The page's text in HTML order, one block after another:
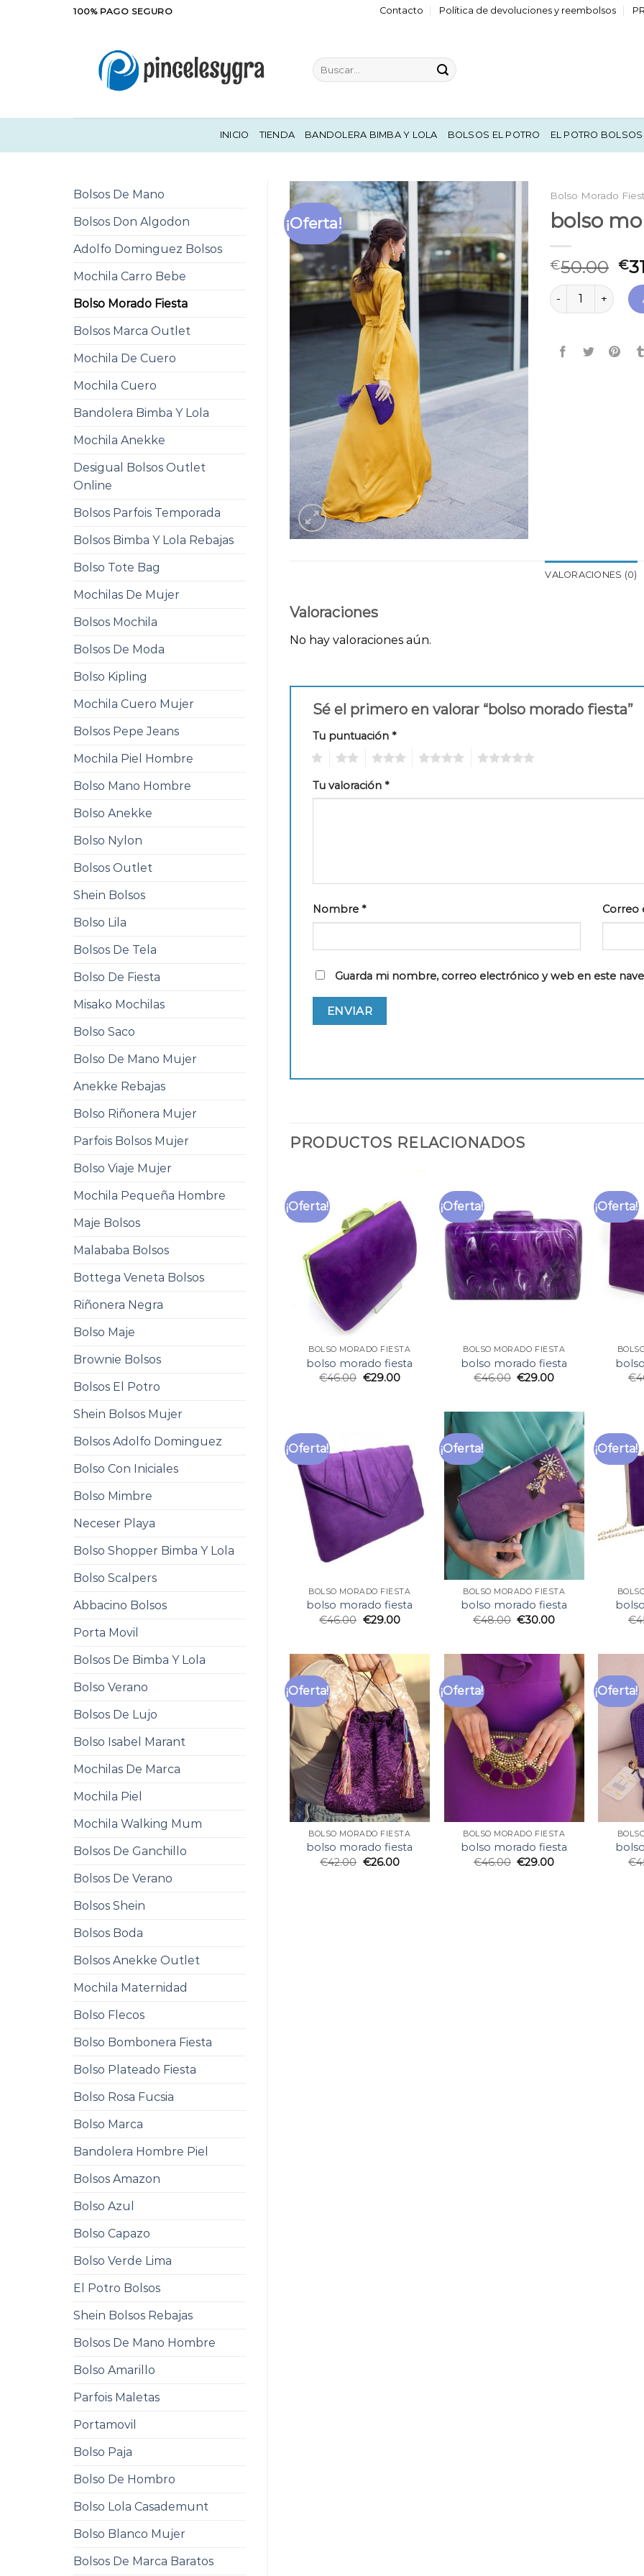
100% PAGO SEGURO Contacto Política de devoluciones y reembolsos
Buscar
por:
INICIO TIENDA BANDOLERA BIMBA Y LOLA BOLSOS EL POTRO EL POTRO BOLSOS
Bolsos De Mano
Bolsos Don Algodon
Adolfo Dominguez Bolsos
Mochila Carro Bebe
Bolso Morado Fiesta
Bolsos Marca Outlet
Mochila De Cuero
Mochila Cuero
Bandolera Bimba Y Lola
Mochila Anekke
Desigual Bolsos Outlet
Online
Bolsos Parfois Temporada
Bolsos Bimba Y Lola Rebajas
Bolso Tote Bag
Mochilas De Mujer
Bolsos Mochila
Bolsos De Moda
Bolso Kipling
Mochila Cuero Mujer
Bolsos Pepe Jeans
Mochila Piel Hombre
Bolso Mano Hombre
Bolso Anekke
Bolso Nylon
Bolsos Outlet
Shein Bolsos
Bolso Lila
Bolsos De Tela
Bolso De Fiesta
Misako Mochilas
Bolso Saco
Bolso De Mano Mujer
Anekke Rebajas
Bolso Riñonera Mujer
Parfois Bolsos Mujer
Bolso Viaje Mujer
Mochila Pequeña Hombre
Maje Bolsos
Malababa Bolsos
Bottega Veneta Bolsos
Riñonera Negra
Bolso Maje
Brownie Bolsos
Bolsos El Potro
Shein Bolsos Mujer
Bolsos Adolfo Dominguez
Bolso Con Iniciales
Bolso Mimbre
Neceser Playa
Bolso Shopper Bimba Y Lola
Bolso Scalpers
Abbacino Bolsos
Porta Movil
Bolsos De Bimba Y Lola
Bolso Verano
Bolsos De Lujo
Bolso Isabel Marant
Mochilas De Marca
Mochila Piel
Mochila Walking Mum
Bolsos De Ganchillo
Bolsos De Verano
Bolsos Shein
Bolsos Boda
Bolsos Anekke Outlet
Mochila Maternidad
Bolso Flecos
Bolso Bombonera Fiesta
Bolso Plateado Fiesta
Bolso Rosa Fucsia
Bolso Marca
Bandolera Hombre Piel
Bolsos Amazon
Bolso Azul
Bolso Capazo
Bolso Verde Lima
El Potro Bolsos
Shein Bolsos Rebajas
Bolsos De Mano Hombre
Bolso Amarillo
Parfois Maletas
Portamovil
Bolso Paja
Bolso De Hombro
Bolso Lola Casademunt
Bolso Blanco Mujer
Bolsos De Marca Baratos
¡Oferta!
Bolso Morado
bolso
€50.00 €
bolso morado
VALORACIONES (0)
Valoraciones
No hay valoraciones aún.
Sé el primero en valorar “bolso morado fiesta”
Tu puntuación *
Tu valoración *
Nombre * Correo
Guarda mi nombre, correo electrónico y web en este
PRODUCTOS RELACIONADOS
¡Oferta!
BOLSO MORADO FIESTA
bolso morado fiesta
€46.00 €29.00
¡Oferta!
BOLSO MORADO FIESTA
bolso morado fiesta
€46.00 €29.00
¡Oferta!
€
¡Oferta!
BOLSO MORADO FIESTA
bolso morado fiesta
€46.00 €29.00
¡Oferta!
BOLSO MORADO FIESTA
bolso morado fiesta
€48.00 €30.00
¡Oferta!
€
¡Oferta!
BOLSO MORADO FIESTA
bolso morado fiesta
€42.00 €26.00
¡Oferta!
BOLSO MORADO FIESTA
bolso morado fiesta
€46.00 €29.00
¡Oferta!
€